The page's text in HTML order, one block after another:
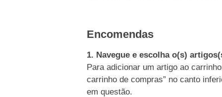
Encomendas
1. Navegue e escolha o(s)
Para adicionar um artigo ao
carrinho de compras” no canto
em questão.